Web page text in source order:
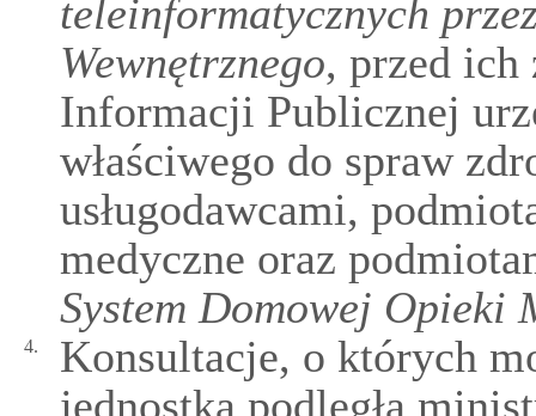
teleinformatycznych
Wewnętrznego, przed ich
Informacji Publicznej
właściwego do spraw
usługodawcami,
medyczne oraz
System Domowej Opieki
4.
Konsultacje, o których
jednostka podległa